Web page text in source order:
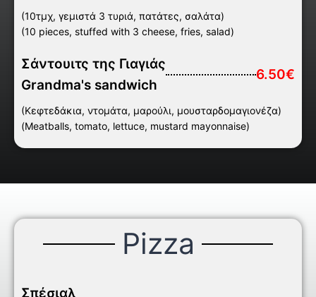
(10τμχ, γεμιστά 3 τυριά, πατάτες, σαλάτα)
(10 pieces, stuffed with 3 cheese, fries, salad)
Σάντουιτς της Γιαγιάς
Grandma's sandwich
6.50€
(Κεφτεδάκια, ντομάτα, μαρούλι, μουσταρδομαγιονέζα)
(Meatballs, tomato, lettuce, mustard mayonnaise)
Pizza
Σπέσιαλ